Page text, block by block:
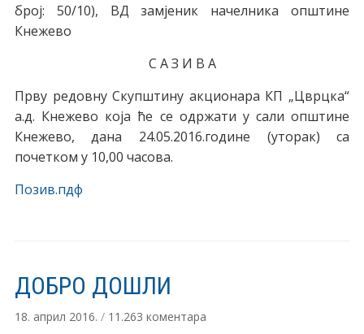
број: 50/10), ВД замјеник начелника општине
Кнежево
С А З И В А
Прву редовну Скупштину акционара КП „Цврцка“
а.д. Кнежево која ће се одржати у сали општине
Кнежево, дана 24.05.2016.године (уторак) са
почетком у 10,00 часова.
Позив.пдф
ДОБРО ДОШЛИ
18. април 2016. / 11.263 коментарана